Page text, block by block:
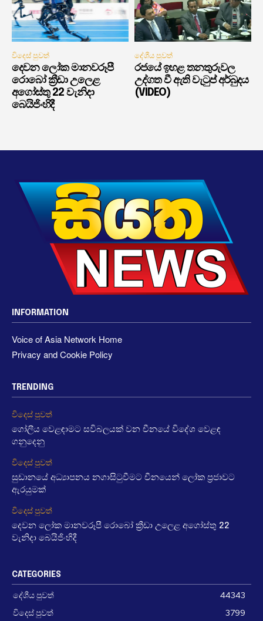
විදෙස් පුවත්
දෙවන ලෝක මානවරූපී
රොබෝ ක්‍රීඩා උලෙළ
අගෝස්තු 22 වැනිදා
බෙයිජිංහිදී
දේශීය පුවත්
රජයේ ඉහළ තනතුරුවල
උද්ගත වී ඇති වැටුප් අර්බුදය
(VIDEO)
INFORMATION
Voice of Asia Network Home
Privacy and Cookie Policy
TRENDING
විදෙස් පුවත්
ගෝලීය වෙළඳාමට සවිබලයක් වන චීනයේ විදේශ වෙළඳ
ගනුදෙනු
විදෙස් පුවත්
සුඩානයේ අධ්‍යාපනය නගාසිටුවීමට චීනයෙන් ලෝක ප්‍රජාවට
ඇරයුමක්
විදෙස් පුවත්
දෙවන ලෝක මානවරූපී රොබෝ ක්‍රීඩා උලෙළ අගෝස්තු 22
වැනිදා බෙයිජිංහිදී
CATEGORIES
දේශීය පුවත්
44343
විදෙස් පුවත්
3799